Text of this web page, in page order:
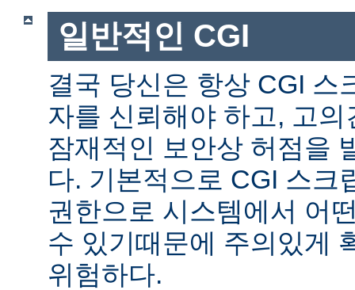
일반적인 CGI
결국 당신은 항상 CGI 스
자를 신뢰해야 하고, 고
잠재적인 보안상 허점을
다. 기본적으로 CGI 스크
권한으로 시스템에서 어
수 있기때문에 주의있게
위험하다.